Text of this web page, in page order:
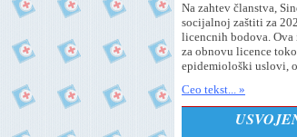
Na zahtev članstva,
socijalnoj zaštiti za
licencnih bodova.
za obnovu licence
epidemiološki uslovi,
Ceo tekst... »